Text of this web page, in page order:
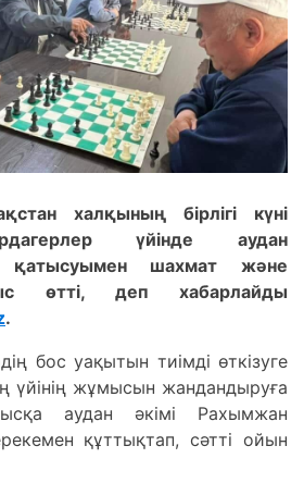
халқының бірлігі күні
үйінде аудан
қатысуымен шахмат және
өтті, деп хабарлайды
.
бос уақытын тиімді өткізуге
үйінің жұмысын жандандыруға
аудан әкімі Рахымжан
құттықтап, сәтті ойын